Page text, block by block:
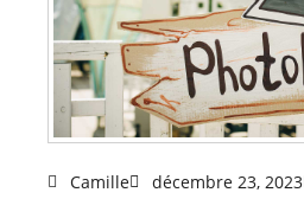
Camille décembre 23, 2023